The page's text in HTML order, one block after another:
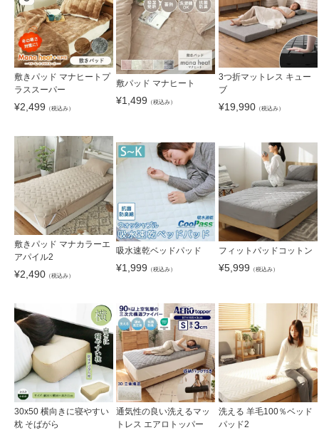
敷きパッド マナヒートプ
ラススーパー
¥2,499 （税込み）
敷パッド マナヒート
¥1,499 （税込み）
3つ折マットレス キュー
ブ
¥19,990（税込み）
敷きパッド マナカラーエ
アパイル2
¥2,490 （税込み）
吸水速乾ベッドパッド
¥1,999 （税込み）
フィットパッドコットン
¥5,999 （税込み）
30x50 横向きに寝やすい
枕 そばがら
通気性の良い洗えるマッ
トレス エアロトッパー
洗える 羊毛100％ベッド
パッド2